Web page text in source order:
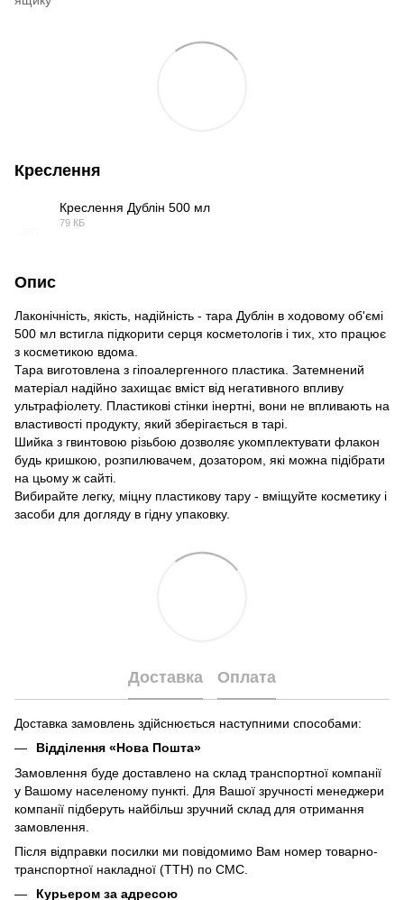
Креслення
Креслення Дублін 500 мл
79 КБ
Опис
Лаконічність, якість, надійність - тара Дублін в ходовому об'ємі
500 мл встигла підкорити серця косметологів і тих, хто працює
з косметикою вдома.
Тара виготовлена ​​з гіпоалергенного пластика. Затемнений
матеріал надійно захищає вміст від негативного впливу
ультрафіолету. Пластикові стінки інертні, вони не впливають на
властивості продукту, який зберігається в тарі.
Шийка з гвинтовою різьбою дозволяє укомплектувати флакон
будь кришкою, розпилювачем, дозатором, які можна підібрати
на цьому ж сайті.
Вибирайте легку, міцну пластикову тару - вміщуйте косметику і
засоби для догляду в гідну упаковку.
Доставка Оплата
Доставка замовлень здійснюється наступними способами:
Відділення «Нова Пошта»
Замовлення буде доставлено на склад транспортної компанії
у Вашому населеному пункті. Для Вашої зручності менеджери
компанії підберуть найбільш зручний склад для отримання
замовлення.
Після відправки посилки ми повідомимо Вам номер товарно-
транспортної накладної (ТТН) по СМС.
Курьером за адресою